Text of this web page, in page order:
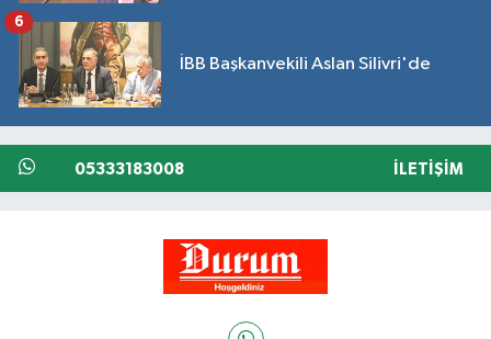
İBB Başkanvekili Aslan Silivri'de
6
05333183008 İLETIŞIM